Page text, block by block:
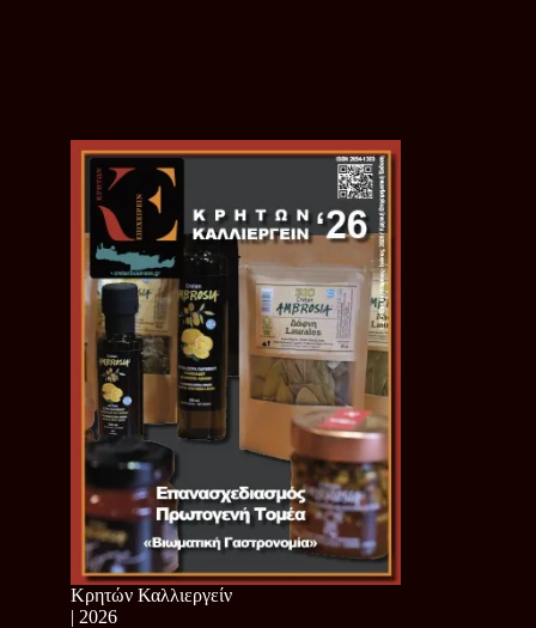
Κρητών Καλλιεργείν
| 2026